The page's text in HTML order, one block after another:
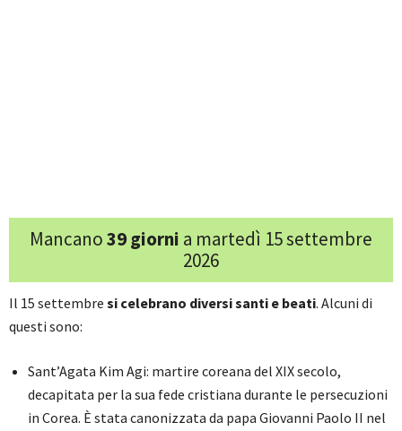
Mancano39 giorni a martedì 15 settembre
2026
Il 15 settembre si celebrano diversi santi e beati. Alcuni di
questi sono:
Sant’Agata Kim Agi: martire coreana del XIX secolo,
decapitata per la sua fede cristiana durante le persecuzioni
in Corea. È stata canonizzata da papa Giovanni Paolo II nel